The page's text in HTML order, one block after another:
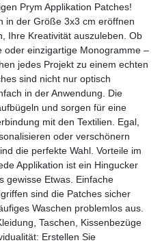
Prym Applikation Patches!
in der Größe 3x3 cm eröffnen
Ihre Kreativität auszuleben. Ob
oder einzigartige Monogramme –
jedes Projekt zu einem echten
sind nicht nur optisch
in der Anwendung. Die
und sorgen für eine
mit den Textilien. Egal,
oder verschönern
die perfekte Wahl. Vorteile im
Applikation ist ein Hingucker
gewisse Etwas. Einfache
sind die Patches sicher
Waschen problemlos aus.
Taschen, Kissenbezüge
Erstellen Sie